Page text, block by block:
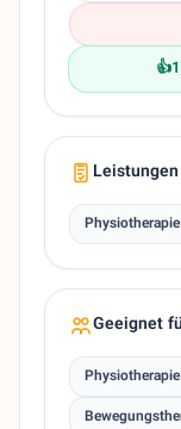
👍1
Physiotherapie
Geeignet
Physiotherapie